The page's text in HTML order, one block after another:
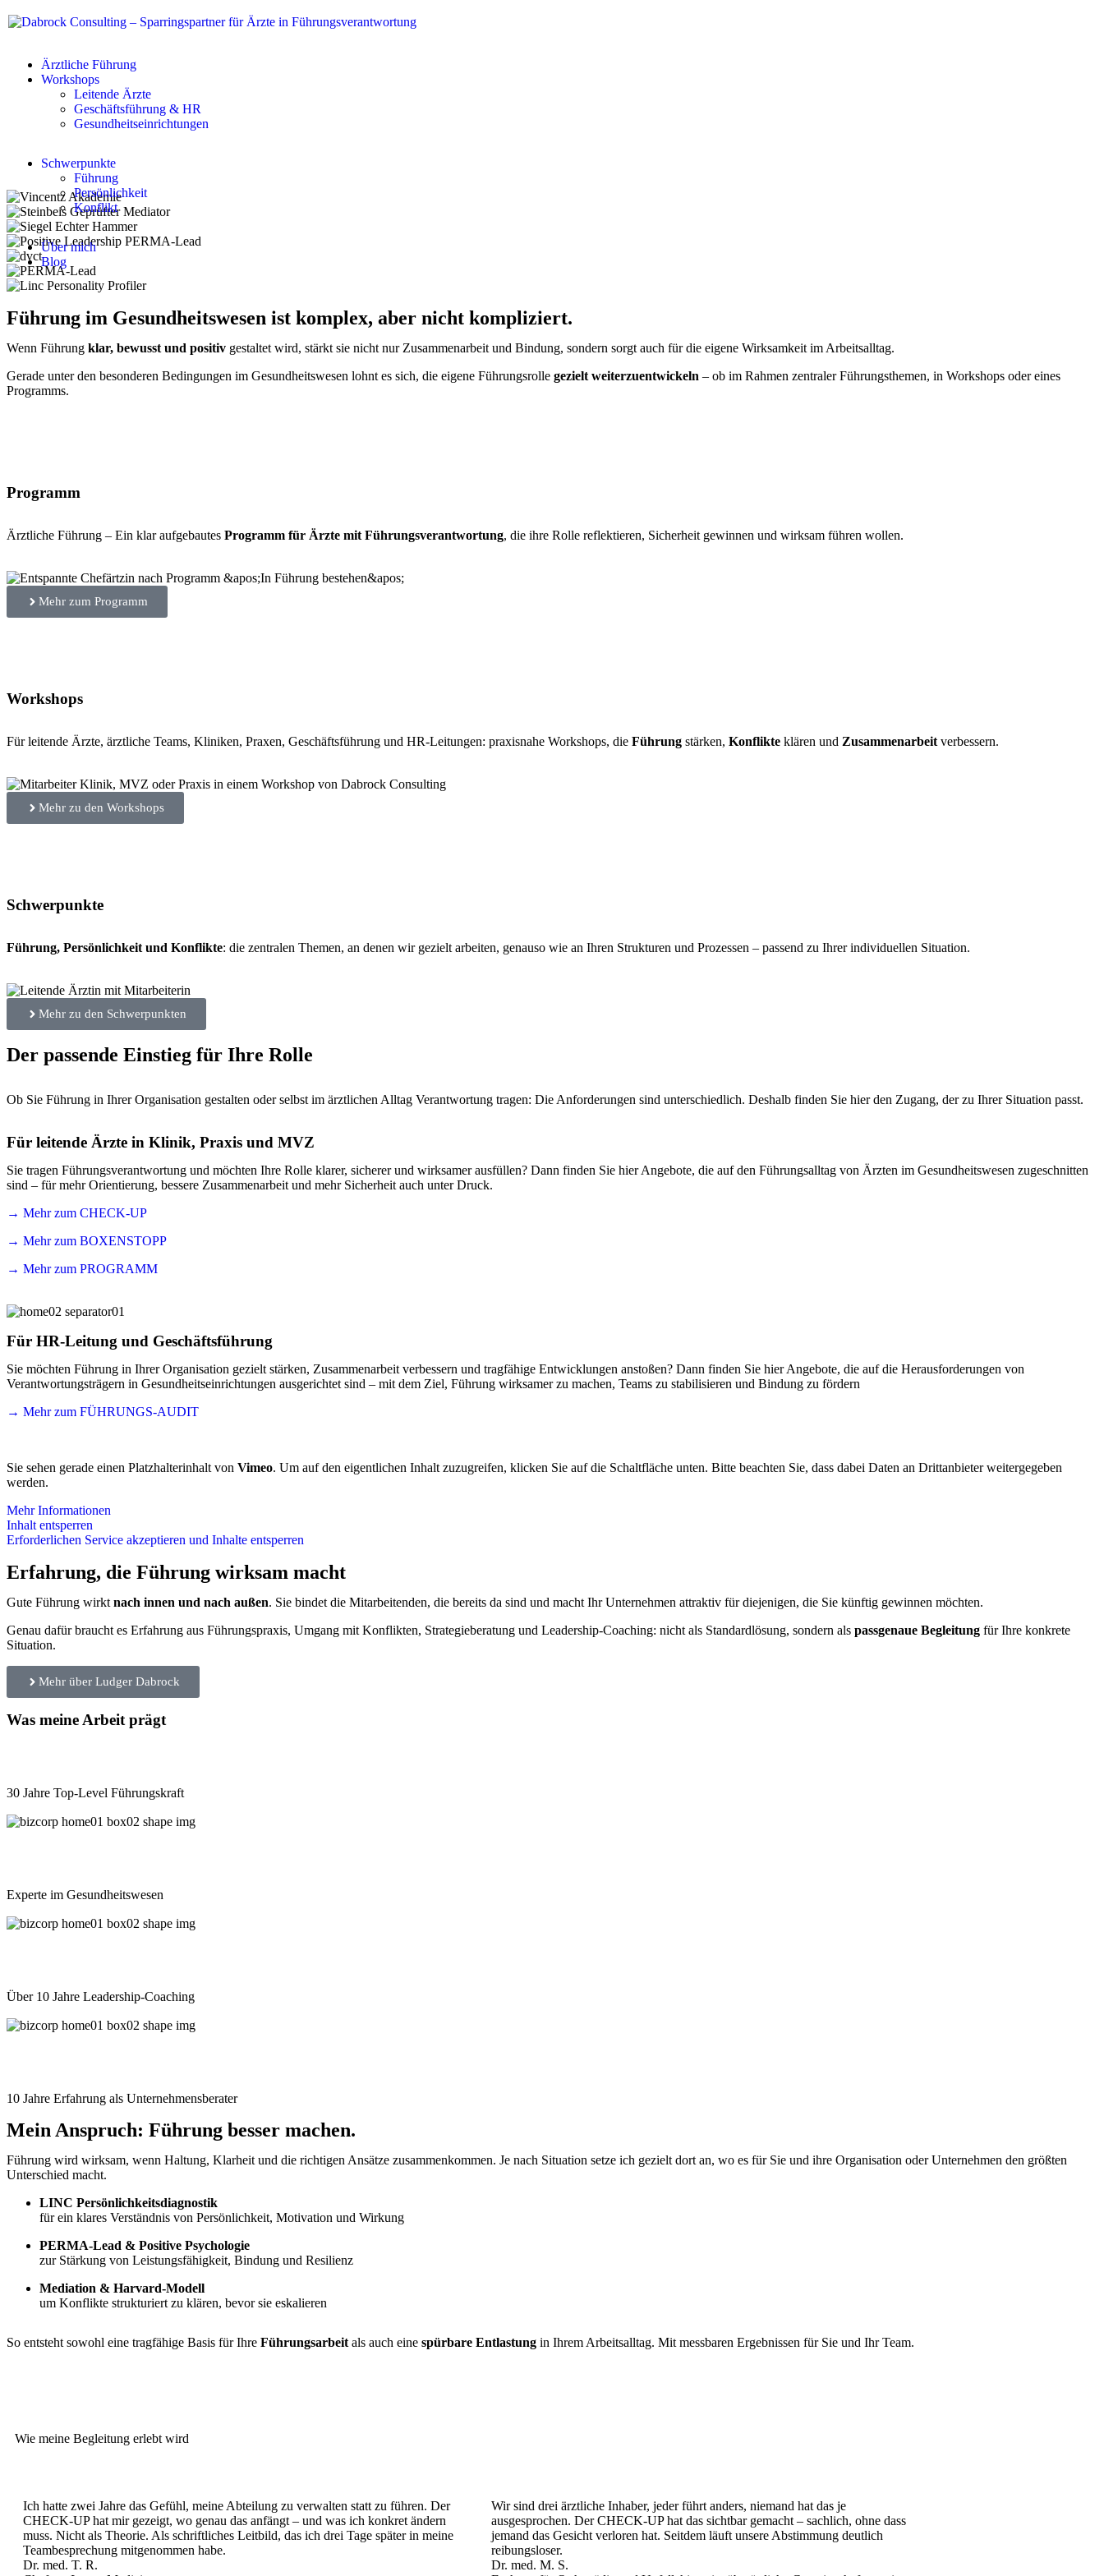
Ärztliche Führung
Workshops
Leitende Ärzte
Geschäftsführung & HR
Gesundheitseinrichtungen
Schwerpunkte
Führung
Persönlichkeit
Konflikt
Über mich
Blog
Führung im Gesundheitswesen ist komplex, aber nicht kompliziert.
Wenn Führung klar, bewusst und positiv gestaltet wird, stärkt sie nicht nur Zusammenarbeit und Bindung, sondern sorgt auch für die eigene Wirksamkeit im Arbeitsalltag.
Gerade unter den besonderen Bedingungen im Gesundheitswesen lohnt es sich, die eigene Führungsrolle gezielt weiterzuentwickeln – ob im Rahmen zentraler Führungsthemen, in Workshops oder eines
Programms.
Programm
Ärztliche Führung – Ein klar aufgebautes Programm für Ärzte mit Führungsverantwortung, die ihre Rolle reflektieren, Sicherheit gewinnen und wirksam führen wollen.
Mehr zum Programm
Workshops
Für leitende Ärzte, ärztliche Teams, Kliniken, Praxen, Geschäftsführung und HR-Leitungen: praxisnahe Workshops, die Führung stärken, Konflikte klären und Zusammenarbeit verbessern.
Mehr zu den Workshops
Schwerpunkte
Führung, Persönlichkeit und Konflikte: die zentralen Themen, an denen wir gezielt arbeiten, genauso wie an Ihren Strukturen und Prozessen – passend zu Ihrer individuellen Situation.
Mehr zu den Schwerpunkten
Der passende Einstieg für Ihre Rolle
Ob Sie Führung in Ihrer Organisation gestalten oder selbst im ärztlichen Alltag Verantwortung tragen: Die Anforderungen sind unterschiedlich. Deshalb finden Sie hier den Zugang, der zu Ihrer Situation passt.
Für leitende Ärzte in Klinik, Praxis und MVZ
Sie tragen Führungsverantwortung und möchten Ihre Rolle klarer, sicherer und wirksamer ausfüllen? Dann finden Sie hier Angebote, die auf den Führungsalltag von Ärzten im Gesundheitswesen zugeschnitten
sind – für mehr Orientierung, bessere Zusammenarbeit und mehr Sicherheit auch unter Druck.
→ Mehr zum CHECK-UP
→ Mehr zum BOXENSTOPP
→ Mehr zum PROGRAMM
Für HR-Leitung und Geschäftsführung
Sie möchten Führung in Ihrer Organisation gezielt stärken, Zusammenarbeit verbessern und tragfähige Entwicklungen anstoßen? Dann finden Sie hier Angebote, die auf die Herausforderungen von
Verantwortungsträgern in Gesundheitseinrichtungen ausgerichtet sind – mit dem Ziel, Führung wirksamer zu machen, Teams zu stabilisieren und Bindung zu fördern
→ Mehr zum FÜHRUNGS-AUDIT
Sie sehen gerade einen Platzhalterinhalt von Vimeo. Um auf den eigentlichen Inhalt zuzugreifen, klicken Sie auf die Schaltfläche unten. Bitte beachten Sie, dass dabei Daten an Drittanbieter weitergegeben
werden.
Mehr Informationen
Inhalt entsperren
Erforderlichen Service akzeptieren und Inhalte entsperren
Erfahrung, die Führung wirksam macht
Gute Führung wirkt nach innen und nach außen. Sie bindet die Mitarbeitenden, die bereits da sind und macht Ihr Unternehmen attraktiv für diejenigen, die Sie künftig gewinnen möchten.
Genau dafür braucht es Erfahrung aus Führungspraxis, Umgang mit Konflikten, Strategieberatung und Leadership-Coaching: nicht als Standardlösung, sondern als passgenaue Begleitung für Ihre konkrete
Situation.
Mehr über Ludger Dabrock
Was meine Arbeit prägt
30 Jahre Top-Level Führungskraft
Experte im Gesundheitswesen
Über 10 Jahre Leadership-Coaching
10 Jahre Erfahrung als Unternehmensberater
Mein Anspruch: Führung besser machen.
Führung wird wirksam, wenn Haltung, Klarheit und die richtigen Ansätze zusammenkommen. Je nach Situation setze ich gezielt dort an, wo es für Sie und ihre Organisation oder Unternehmen den größten
Unterschied macht.
LINC Persönlichkeitsdiagnostik
für ein klares Verständnis von Persönlichkeit, Motivation und Wirkung
PERMA-Lead & Positive Psychologie
zur Stärkung von Leistungsfähigkeit, Bindung und Resilienz
Mediation & Harvard-Modell
um Konflikte strukturiert zu klären, bevor sie eskalieren
So entsteht sowohl eine tragfähige Basis für Ihre Führungsarbeit als auch eine spürbare Entlastung in Ihrem Arbeitsalltag. Mit messbaren Ergebnissen für Sie und Ihr Team.
Wie meine Begleitung erlebt wird
Ich hatte zwei Jahre das Gefühl, meine Abteilung zu verwalten statt zu führen. Der
CHECK-UP hat mir gezeigt, wo genau das anfängt – und was ich konkret ändern
muss. Nicht als Theorie. Als schriftliches Leitbild, das ich drei Tage später in meine
Teambesprechung mitgenommen habe.
Dr. med. T. R.
Wir sind drei ärztliche Inhaber, jeder führt anders, niemand hat das je
ausgesprochen. Der CHECK-UP hat das sichtbar gemacht – sachlich, ohne dass
jemand das Gesicht verloren hat. Seitdem läuft unsere Abstimmung deutlich
reibungsloser.
Dr. med. M. S.